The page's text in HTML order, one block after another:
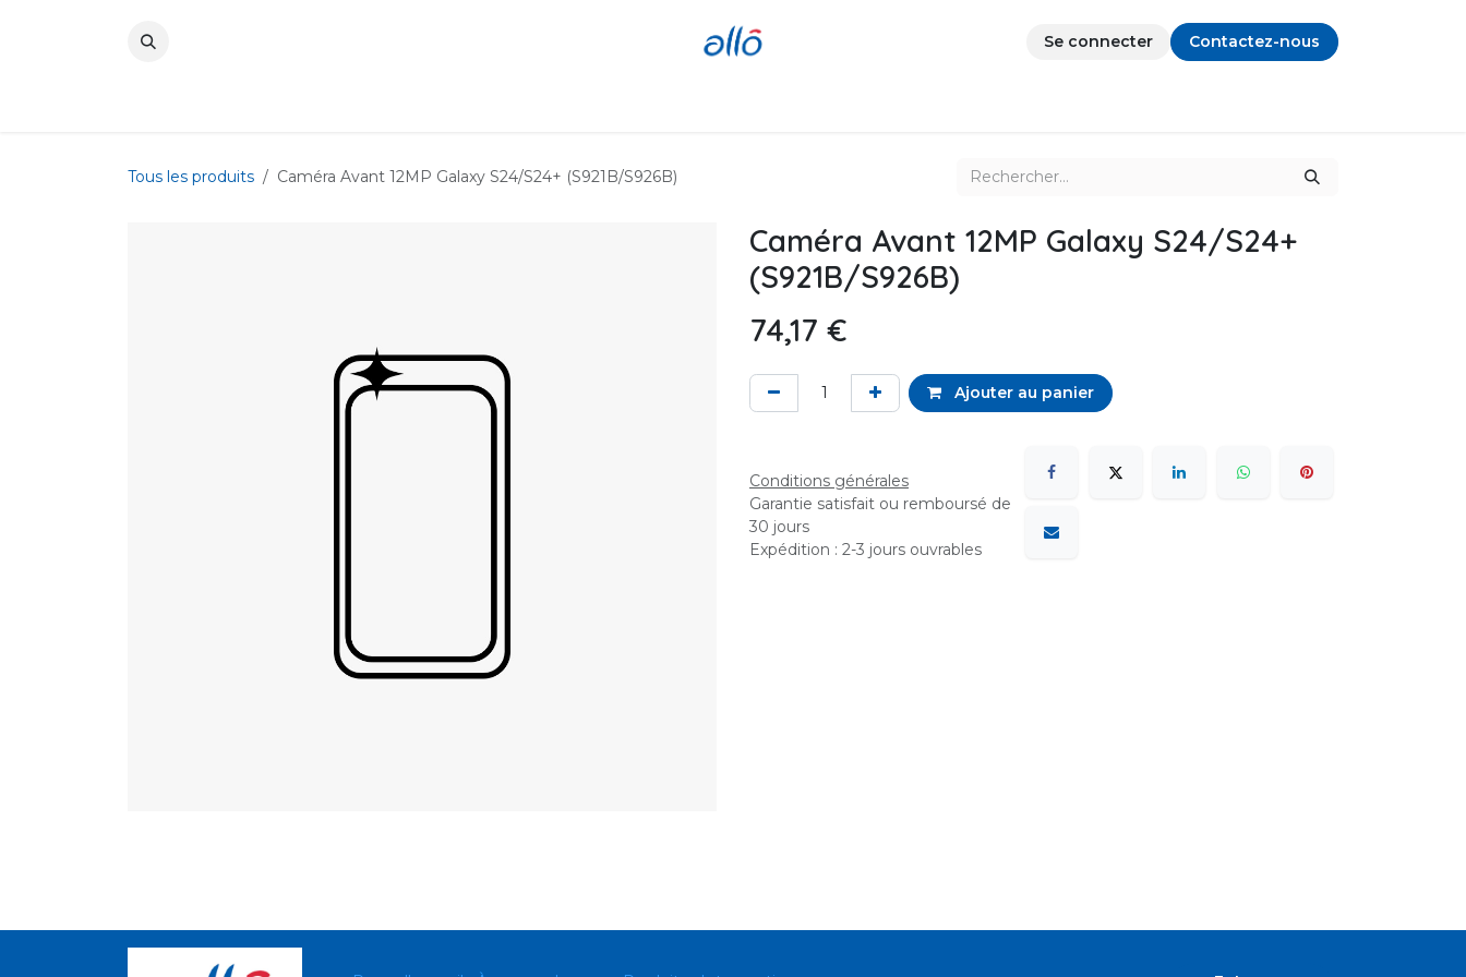
Se connecter
Contactez-nous
Tous les produits Caméra Avant 12MP Galaxy S24/S24+ (S921B/S926B)
Caméra Avant 12MP Galaxy S24/S24+
(S921B/S926B)
74,17 €
Ajouter au panier
Conditions générales
Garantie satisfait ou remboursé de
30 jours
Expédition : 2-3 jours ouvrables